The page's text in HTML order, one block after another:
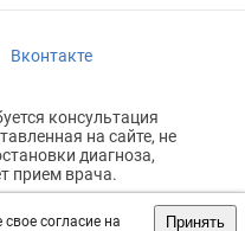
согласие на
Принять
Вконтакте
консультация
на сайте, не
диагноза,
прием врача.